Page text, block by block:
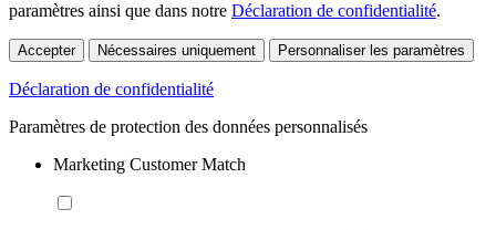
paramètres ainsi que dans notre Déclaration de confidentialité.
Accepter Nécessaires uniquement Personnaliser les paramètres
Déclaration de confidentialité
Paramètres de protection des données personnalisés
Marketing Customer Match